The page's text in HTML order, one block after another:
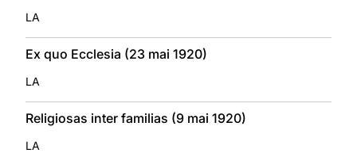
LA
Ex quo Ecclesia (23 mai 1920)
LA
Religiosas inter familias (9 mai 1920)
LA